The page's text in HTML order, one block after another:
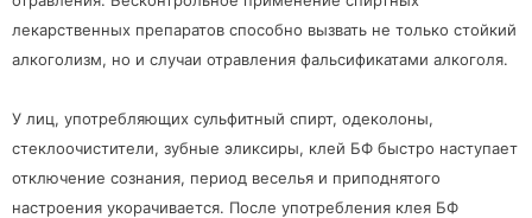
лекарственных препаратов способно вызвать не только стойкий
алкоголизм, но и случаи отравления фальсификатами алкоголя.
У лиц, употребляющих сульфитный спирт, одеколоны,
стеклоочистители, зубные эликсиры, клей БФ быстро наступает
отключение сознания, период веселья и приподнятого
настроения укорачивается. После употребления клея БФ